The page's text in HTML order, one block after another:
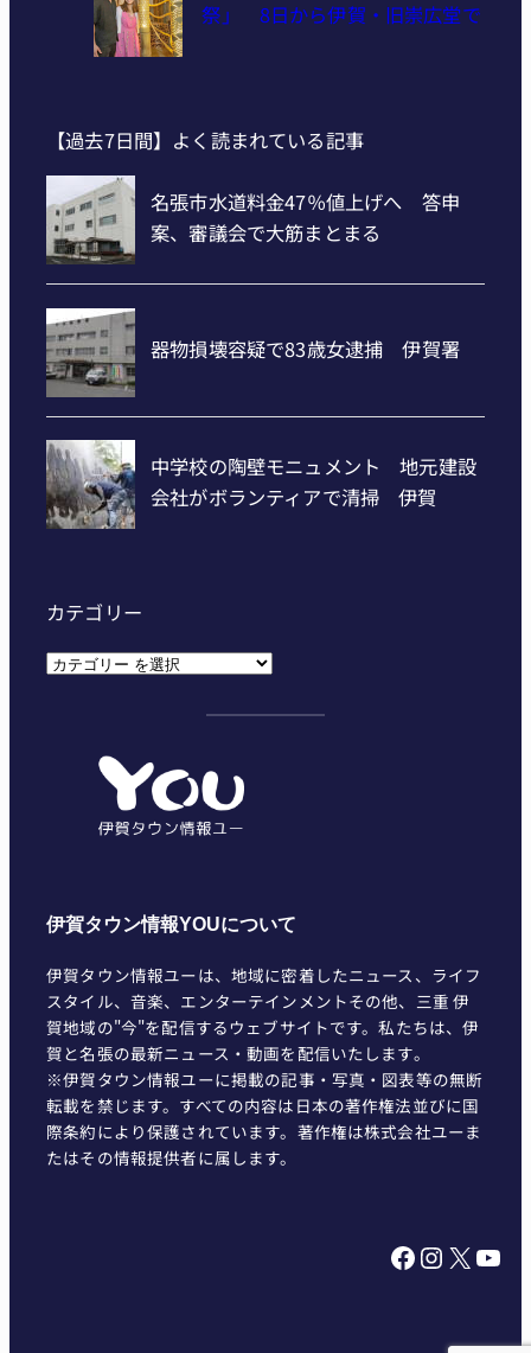
祭」 8日から伊賀・旧崇広堂で
【過去7日間】よく読まれている記事
カテゴリー
カ
伊賀タウン情報YOUについて
伊賀タウン情報ユーは、地域に密着したニュース、ライフ
スタイル、音楽、エンターテインメントその他、三重 伊
賀地域の"今"を配信するウェブサイトです。私たちは、伊
賀と名張の最新ニュース・動画を配信いたします。
※伊賀タウン情報ユーに掲載の記事・写真・図表等の無断
転載を禁じます。すべての内容は日本の著作権法並びに国
際条約により保護されています。著作権は株式会社ユーま
たはその情報提供者に属します。
Facebook InstagramX YouTube